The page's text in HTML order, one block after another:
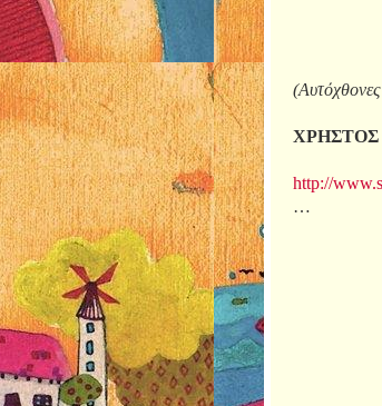
ΧΡΗΣΤΟΣ
http://
…